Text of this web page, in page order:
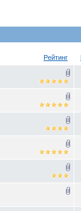
Рейтинг